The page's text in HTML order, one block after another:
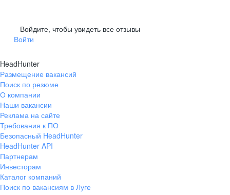
Войдите, чтобы увидеть все отзывы
Войти
HeadHunter
Размещение вакансий
Поиск по резюме
О компании
Наши вакансии
Реклама на сайте
Требования к ПО
Безопасный HeadHunter
HeadHunter API
Партнерам
Инвесторам
Каталог компаний
Поиск по вакансиям в Луге